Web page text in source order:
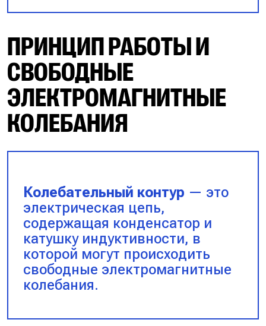
ПРИНЦИП РАБОТЫ И
СВОБОДНЫЕ
ЭЛЕКТРОМАГНИТНЫЕ
КОЛЕБАНИЯ
Колебательный контур — это
электрическая цепь,
содержащая конденсатор и
катушку индуктивности, в
которой могут происходить
свободные электромагнитные
колебания.